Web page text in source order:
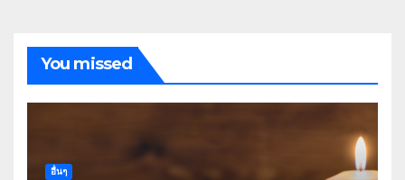
You missed
อื่นๆ